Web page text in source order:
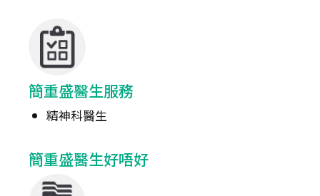
簡重盛醫生服務
精神科醫生
簡重盛醫生好唔好